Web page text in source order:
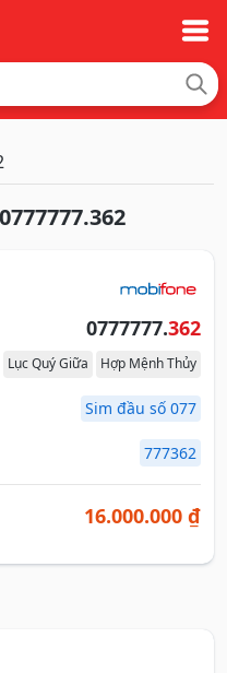
0777777.362
Lục Quý Giữa Hợp Mệnh Thủy
Sim đầu số 077
777362
16.000.000 ₫